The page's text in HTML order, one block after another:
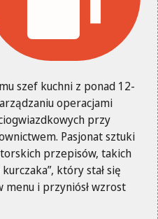
szef kuchni z ponad 12-
operacjami
przy
Pasjonat sztuki
przepisów, takich
który stał się
menu i przyniósł wzrost